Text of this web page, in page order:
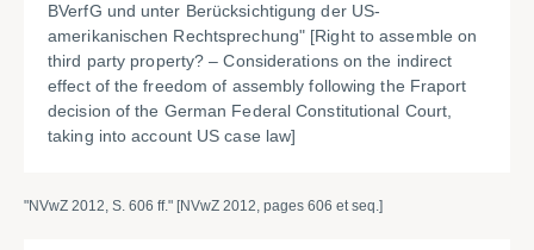
BVerfG und unter Berücksichtigung der US-
amerikanischen Rechtsprechung" [Right to assemble on
third party property? – Considerations on the indirect
effect of the freedom of assembly following the Fraport
decision of the German Federal Constitutional Court,
taking into account US case law]
"NVwZ 2012, S. 606 ff." [NVwZ 2012, pages 606 et seq.]